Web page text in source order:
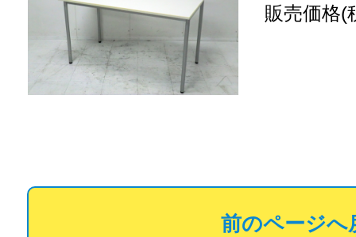
販売価格(
前のページへ